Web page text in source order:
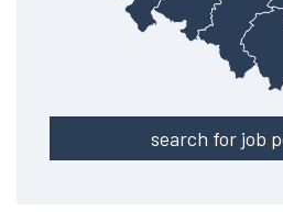
search for job